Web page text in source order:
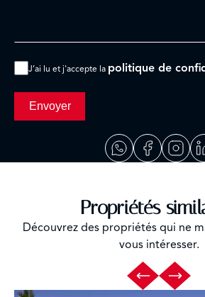
J’ai lu et j'accepte la politique de
Envoyer
Propriétés
Découvrez des propriétés qui ne
vous intéresser.